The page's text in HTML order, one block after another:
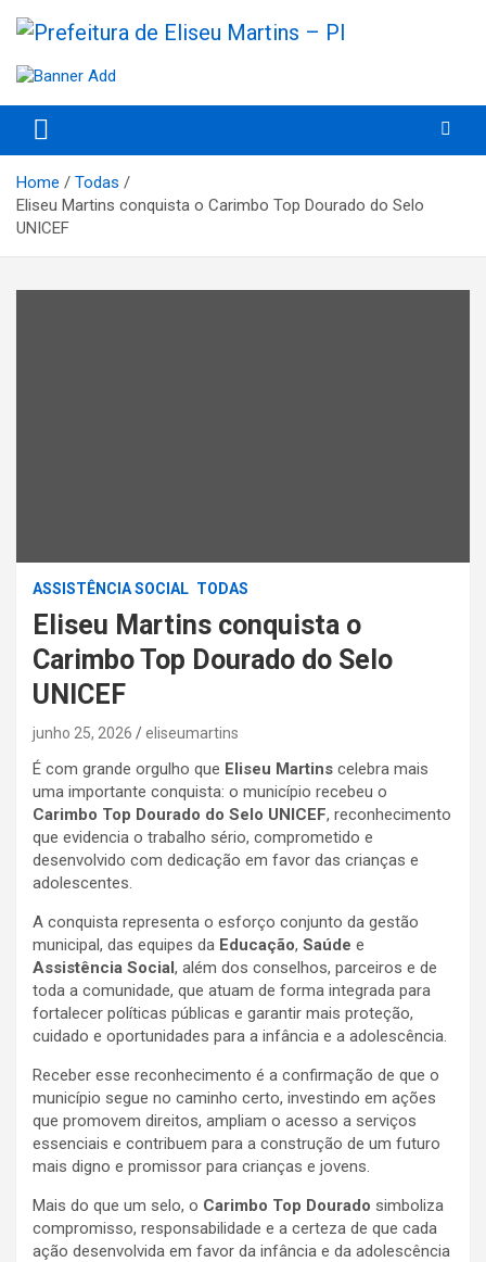
Prefeitura de Eliseu Martins –
PI
Home
Todas
Eliseu Martins conquista o Carimbo Top Dourado do Selo
UNICEF
ASSISTÊNCIA SOCIAL TODAS
Eliseu Martins conquista o
Carimbo Top Dourado do Selo
UNICEF
junho 25, 2026 eliseumartins
É com grande orgulho que Eliseu Martins celebra mais
uma importante conquista: o município recebeu o
Carimbo Top Dourado do Selo UNICEF, reconhecimento
que evidencia o trabalho sério, comprometido e
desenvolvido com dedicação em favor das crianças e
adolescentes.
A conquista representa o esforço conjunto da gestão
municipal, das equipes da Educação, Saúde e
Assistência Social, além dos conselhos, parceiros e de
toda a comunidade, que atuam de forma integrada para
fortalecer políticas públicas e garantir mais proteção,
cuidado e oportunidades para a infância e a adolescência.
Receber esse reconhecimento é a confirmação de que o
município segue no caminho certo, investindo em ações
que promovem direitos, ampliam o acesso a serviços
essenciais e contribuem para a construção de um futuro
mais digno e promissor para crianças e jovens.
Mais do que um selo, o Carimbo Top Dourado simboliza
compromisso, responsabilidade e a certeza de que cada
ação desenvolvida em favor da infância e da adolescência